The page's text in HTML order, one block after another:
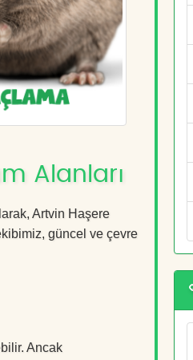
Alanları
Artvin Haşere
güncel ve çevre
Ancak